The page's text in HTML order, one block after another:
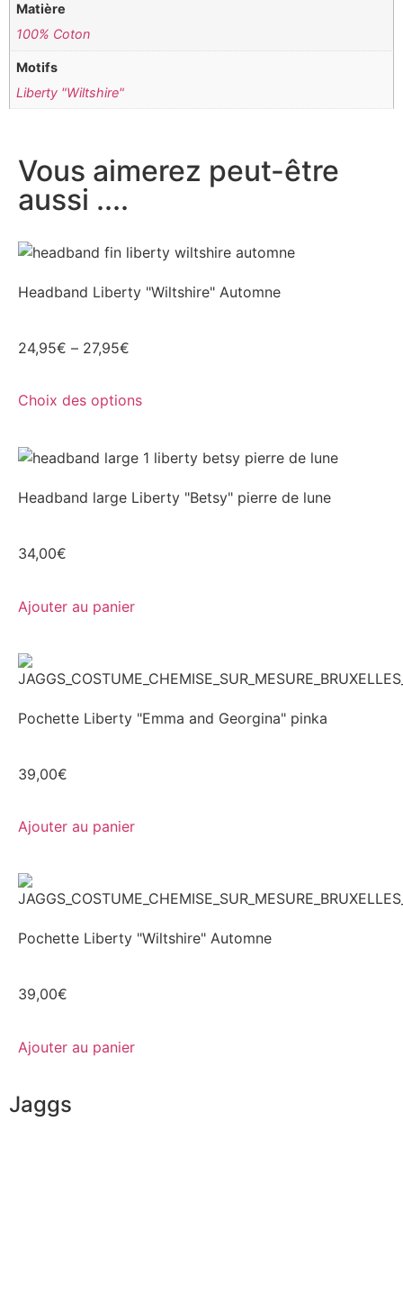
Matière
100% Coton
Motifs
Liberty "Wiltshire"
Vous aimerez peut-être
aussi ....
Headband Liberty "Wiltshire" Automne
24,95€ – 27,95€
Choix des options
Headband large Liberty "Betsy" pierre de lune
34,00€
Ajouter au panier
Pochette Liberty "Emma and Georgina" pinka
39,00€
Ajouter au panier
Pochette Liberty "Wiltshire" Automne
39,00€
Ajouter au panier
Jaggs